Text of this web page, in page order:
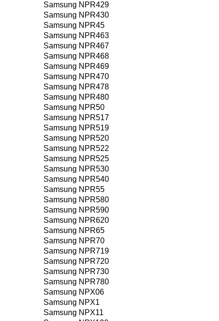
Samsung NPR429
Samsung NPR430
Samsung NPR45
Samsung NPR463
Samsung NPR467
Samsung NPR468
Samsung NPR469
Samsung NPR470
Samsung NPR478
Samsung NPR480
Samsung NPR50
Samsung NPR517
Samsung NPR519
Samsung NPR520
Samsung NPR522
Samsung NPR525
Samsung NPR530
Samsung NPR540
Samsung NPR55
Samsung NPR580
Samsung NPR590
Samsung NPR620
Samsung NPR65
Samsung NPR70
Samsung NPR719
Samsung NPR720
Samsung NPR730
Samsung NPR780
Samsung NPX06
Samsung NPX1
Samsung NPX11